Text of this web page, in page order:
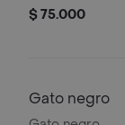
$ 75.000
Gato negro